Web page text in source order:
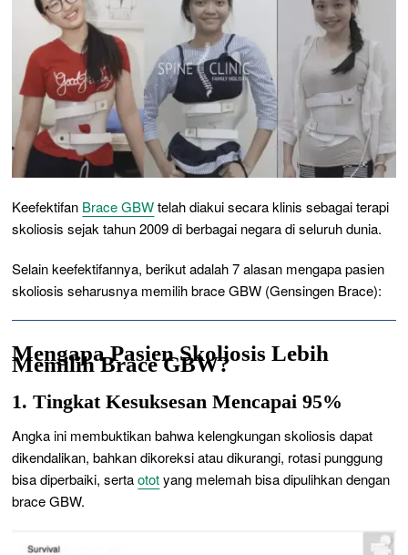
Keefektifan Brace GBWtelah diakui secara klinis sebagai terapi
skoliosis sejak tahun 2009 di berbagai negara di seluruh dunia.
Selain keefektifannya, berikut adalah 7 alasan mengapa pasien
skoliosis seharusnya memilih brace GBW (Gensingen Brace):
Mengapa Pasien Skoliosis Lebih
Memilih Brace GBW?
1. Tingkat Kesuksesan Mencapai 95%
Angka ini membuktikan bahwa kelengkungan skoliosis dapat
dikendalikan, bahkan dikoreksi atau dikurangi, rotasi punggung
bisa diperbaiki, sertaototyang melemah bisa dipulihkan dengan
brace GBW.